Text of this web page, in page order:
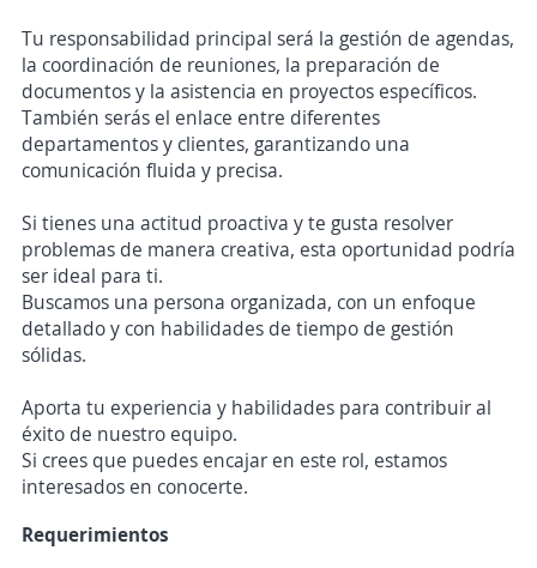
Tu responsabilidad principal será la gestión de agendas,
la coordinación de reuniones, la preparación de
documentos y la asistencia en proyectos específicos.
También serás el enlace entre diferentes
departamentos y clientes, garantizando una
comunicación fluida y precisa.
Si tienes una actitud proactiva y te gusta resolver
problemas de manera creativa, esta oportunidad podría
ser ideal para ti.
Buscamos una persona organizada, con un enfoque
detallado y con habilidades de tiempo de gestión
sólidas.
Aporta tu experiencia y habilidades para contribuir al
éxito de nuestro equipo.
Si crees que puedes encajar en este rol, estamos
interesados en conocerte.
Requerimientos